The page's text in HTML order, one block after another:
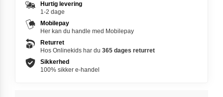
Hurtig levering
1-2 dage
Mobilepay
Her kan du handle med Mobilepay
Returret
Hos Onlinekids har du 365 dages returret
Sikkerhed
100% sikker e-handel